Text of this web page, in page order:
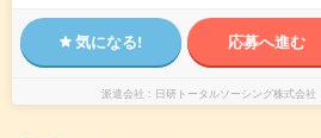
気になる! 応募へ進む
派遣会社 日研トータルソーシング株式会